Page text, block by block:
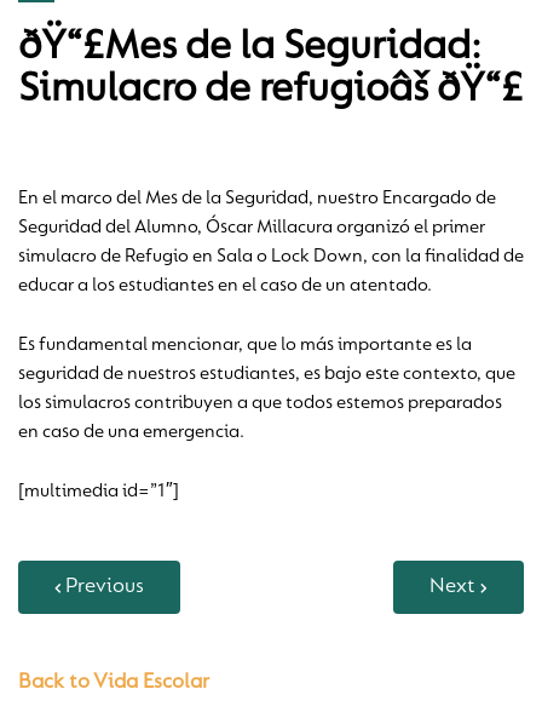
ðŸ“£Mes de la Seguridad:
Simulacro de refugioâš ðŸ“£
En el marco del Mes de la Seguridad, nuestro Encargado de
Seguridad del Alumno, Óscar Millacura organizó el primer
simulacro de Refugio en Sala o Lock Down, con la finalidad de
educar a los estudiantes en el caso de un atentado.
Es fundamental mencionar, que lo más importante es la
seguridad de nuestros estudiantes, es bajo este contexto, que
los simulacros contribuyen a que todos estemos preparados
en caso de una emergencia.
[multimedia id=”1″]
Previous Next
Back to Vida Escolar